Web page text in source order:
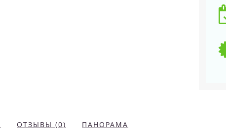
ОТЗЫВЫ (0) ПАНОРАМА